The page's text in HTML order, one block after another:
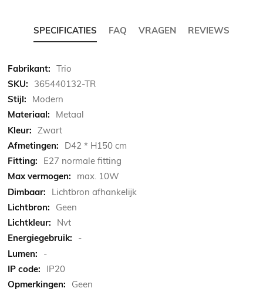
SPECIFICATIES FAQ VRAGEN REVIEWS
Meer
informatie
Trio
365440132-TR
Modern
Metaal
Zwart
D42 * H150 cm
E27 normale fitting
max. 10W
Lichtbron afhankelijk
Geen
Nvt
-
-
IP20
Geen